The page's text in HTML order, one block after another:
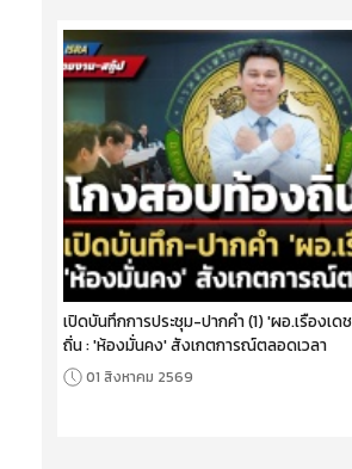
เปิดบันทึกการประชุม-ปากคำ (1) 'ผอ.เรืองเ
ถิ่น : 'ห้องมั่นคง' สังเกตการณ์ตลอดเวลา
01 สิงหาคม 2569